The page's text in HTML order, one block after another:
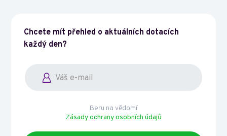
Chcete mít přehled o aktuálních dotacích
každý den?
Beru na vědomí
Zásady ochrany osobních údajů